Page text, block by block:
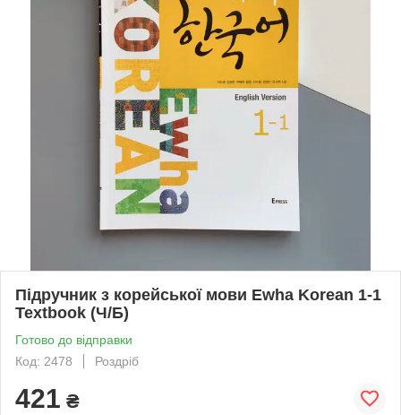
Підручник з корейської мови Ewha Korean 1-1
Textbook (Ч/Б)
Готово до відправки
Код: 2478
Роздріб
421 ₴